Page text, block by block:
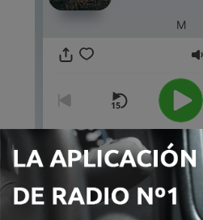
M
00:00
Episodios